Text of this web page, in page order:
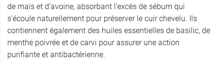
de maïs et d’avoine, absorbant l’excès de sébum qui
s’écoule naturellement pour préserver le cuir chevelu. Ils
contiennent également des huiles essentielles de basilic, de
menthe poivrée et de carvi pour assurer une action
purifiante et antibactérienne.